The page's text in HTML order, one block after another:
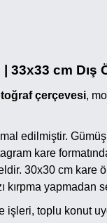
33x33 cm Dış
çerçevesi,
edilmiştir. Gümüş
kare
30x30 cm kare
kırpma yapmadan
işleri, toplu konut